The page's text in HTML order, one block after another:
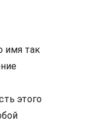
имя так
этого